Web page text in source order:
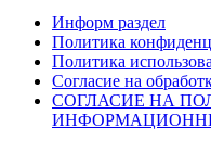
Информ раздел
Политика
Политика
Согласие на
СОГЛАСИЕ НА